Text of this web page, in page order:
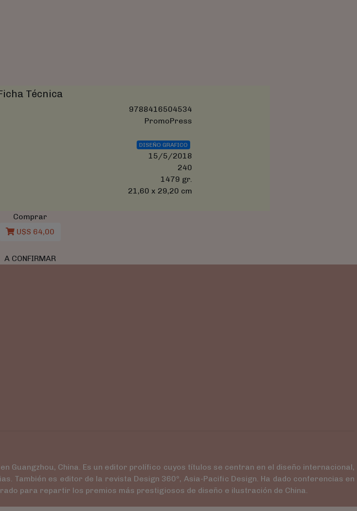
Técnica
9788416504534
PromoPress
DISEÑO GRAFICO
15/5/2018
240
1479 gr.
21,60 x 29,20 cm
Comprar
U$S 64,00
A CONFIRMAR
Guangzhou, China. Es un editor prolífico cuyos títulos se centran en el diseño internacional,
También es editor de la revista Design 360°, Asia-Pacific Design. Ha dado conferencias en
para repartir los premios más prestigiosos de diseño e ilustración de China.